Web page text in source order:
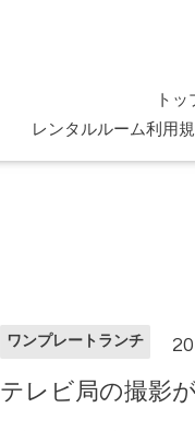
ト
レンタルルーム利用
ワンプレートランチ
テレビ局の撮影